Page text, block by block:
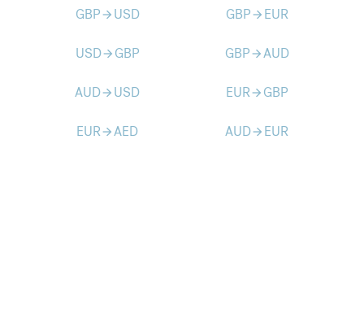
GBParrow_forward USD GBParrow_forward EUR
USDarrow_forward GBP GBParrow_forwardAUD
AUDarrow_forward USD EURarrow_forward GBP
EURarrow_forwardAED AUDarrow_forward EUR